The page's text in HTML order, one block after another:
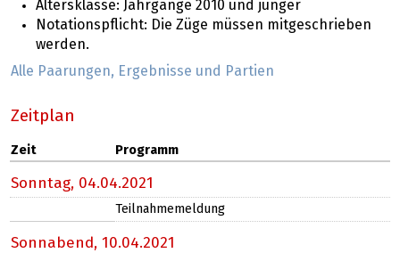
Altersklasse: Jahrgänge 2010 und jünger
Notationspflicht: Die Züge müssen mitgeschrieben
werden.
Alle Paarungen, Ergebnisse und Partien
Zeitplan
Zeit Programm
Sonntag, 04.04.2021
Teilnahmemeldung
Sonnabend, 10.04.2021